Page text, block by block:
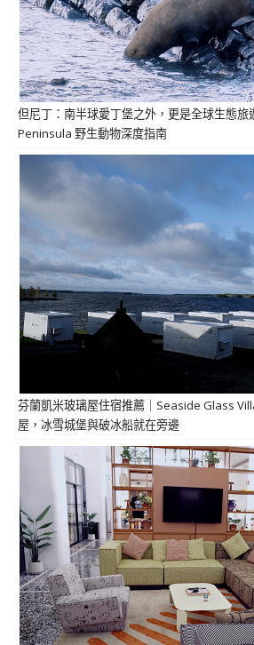
但尼丁：南半球愛丁堡之外，更是全球生態旅
Peninsula 野生動物深度指南
芬蘭凱米玻璃屋住宿推薦｜Seaside Glass
屋，冰雪城堡與破冰船就在旁邊